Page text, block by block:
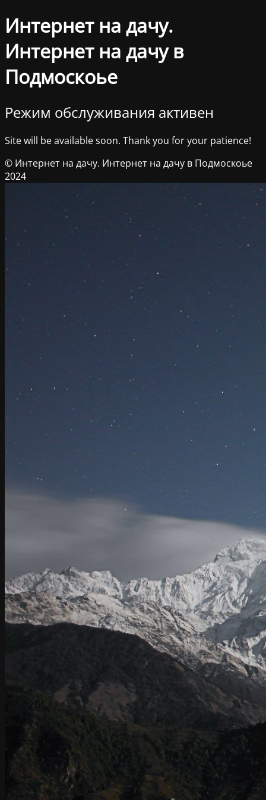
Интернет на дачу.
Интернет на дачу в
Подмоскоье
Режим обслуживания активен
Site will be available soon. Thank you for your patience!
© Интернет на дачу. Интернет на дачу в Подмоскоье
2024